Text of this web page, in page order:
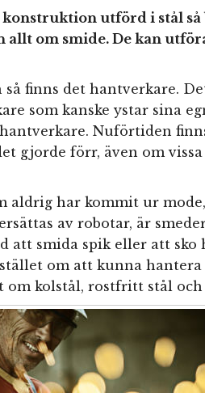
konstruktion utförd i stål
om smide. De kan
finns det hantverkare.
som kanske ystar sina
Nuförtiden
gjorde förr, även om
aldrig har kommit ur
av robotar, är
att smida spik eller att sko
om att kunna hantera
kolstål, rostfritt stål och